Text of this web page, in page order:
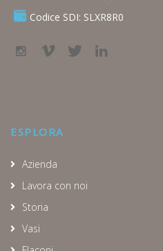
Codice SDI: SLXR8R0
ESPLORA
Azienda
Lavora con noi
Storia
Vasi